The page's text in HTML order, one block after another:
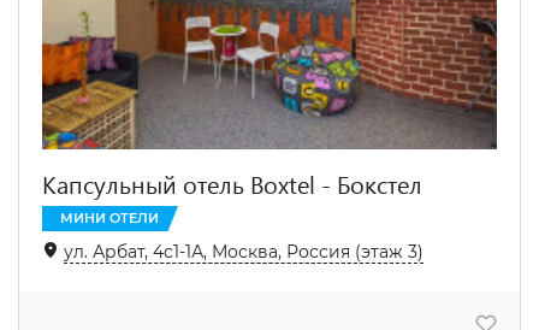
Капсульный отель Boxtel - Бокстел
МИНИ ОТЕЛИ
ул. Арбат, 4с1-1А, Москва, Россия (этаж 3)